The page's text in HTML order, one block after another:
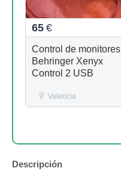
65 €
Control de monitores
Behringer Xenyx
Control 2 USB
Valencia
Descripción